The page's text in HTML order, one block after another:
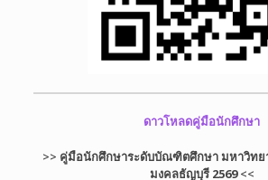
ดาวโหลดคู่มือนักศึกษา
>> คู่มือนักศึกษาระดับบัณฑิตศึกษา มหาวิทย
มงคลธัญบุรี 2569<<